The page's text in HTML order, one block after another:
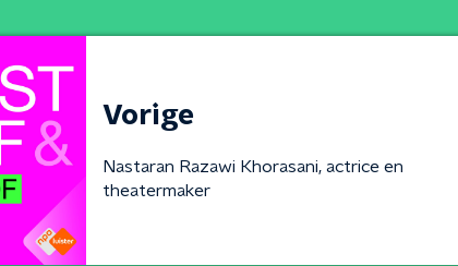
Vorige
Nastaran Razawi Khorasani, actrice en
theatermaker